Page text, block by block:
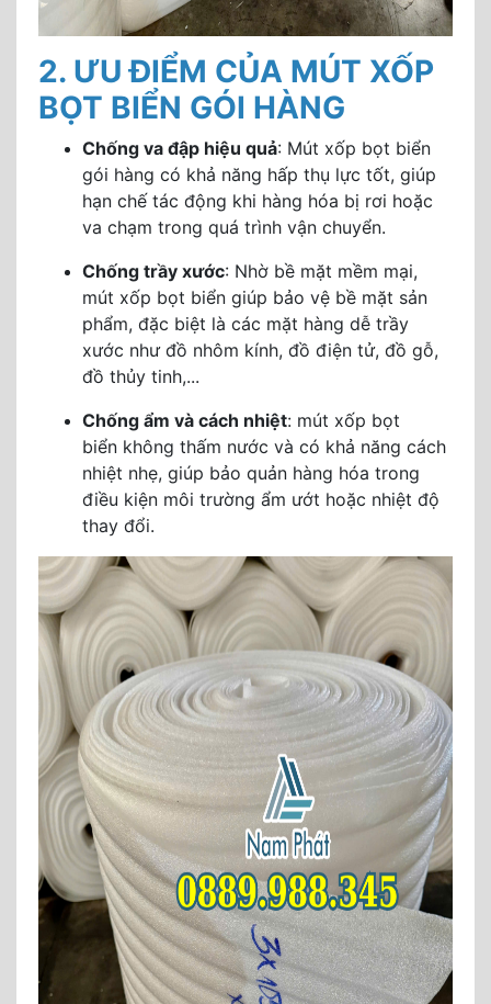
2. ƯU ĐIỂM CỦA MÚT XỐP
BỌT BIỂN GÓI HÀNG
Chống va đập hiệu quả: Mút xốp bọt biển
gói hàng có khả năng hấp thụ lực tốt, giúp
hạn chế tác động khi hàng hóa bị rơi hoặc
va chạm trong quá trình vận chuyển.
Chống trầy xước: Nhờ bề mặt mềm mại,
mút xốp bọt biển giúp bảo vệ bề mặt sản
phẩm, đặc biệt là các mặt hàng dễ trầy
xước như đồ nhôm kính, đồ điện tử, đồ gỗ,
đồ thủy tinh,...
Chống ẩm và cách nhiệt: mút xốp bọt
biển không thấm nước và có khả năng cách
nhiệt nhẹ, giúp bảo quản hàng hóa trong
điều kiện môi trường ẩm ướt hoặc nhiệt độ
thay đổi.